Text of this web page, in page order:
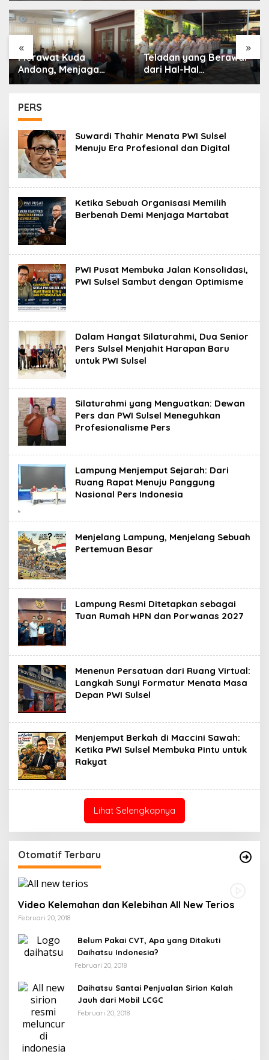
« »
Teladan yang Berawal
dari Hal-Hal
Sederhana
Setetes Darah, Sejuta
Harapan: Polres
Soppeng Meneguhkan
PERS
Suwardi Thahir Menata PWI Sulsel
Menuju Era Profesional dan Digital
Ketika Sebuah Organisasi Memilih
Berbenah Demi Menjaga Martabat
PWI Pusat Membuka Jalan Konsolidasi,
PWI Sulsel Sambut dengan Optimisme
Dalam Hangat Silaturahmi, Dua Senior
Pers Sulsel Menjahit Harapan Baru
untuk PWI Sulsel
Silaturahmi yang Menguatkan: Dewan
Pers dan PWI Sulsel Meneguhkan
Profesionalisme Pers
Lampung Menjemput Sejarah: Dari
Ruang Rapat Menuju Panggung
Nasional Pers Indonesia
Menjelang Lampung, Menjelang Sebuah
Pertemuan Besar
Lampung Resmi Ditetapkan sebagai
Tuan Rumah HPN dan Porwanas 2027
Menenun Persatuan dari Ruang Virtual:
Langkah Sunyi Formatur Menata Masa
Depan PWI Sulsel
Menjemput Berkah di Maccini Sawah:
Ketika PWI Sulsel Membuka Pintu untuk
Rakyat
Lihat Selengkapnya
Otomatif Terbaru
Video Kelemahan dan Kelebihan All New Terios
Februari 20, 2018
Belum Pakai CVT, Apa yang Ditakuti
Daihatsu Indonesia?
Februari 20, 2018
Daihatsu Santai Penjualan Sirion Kalah
Jauh dari Mobil LCGC
Februari 20, 2018